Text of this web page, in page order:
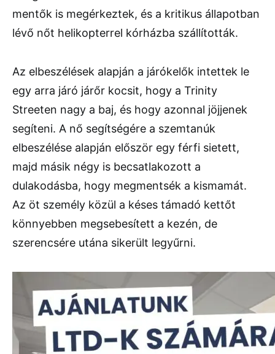
mentők is megérkeztek, és a kritikus állapotban
lévő nőt helikopterrel kórházba szállították.
Az elbeszélések alapján a járókelők intettek le
egy arra járó járőr kocsit, hogy a Trinity
Streeten nagy a baj, és hogy azonnal jöjjenek
segíteni. A nő segítségére a szemtanúk
elbeszélése alapján először egy férfi sietett,
majd másik négy is becsatlakozott a
dulakodásba, hogy megmentsék a kismamát.
Az öt személy közül a késes támadó kettőt
könnyebben megsebesített a kezén, de
szerencsére utána sikerült legyűrni.